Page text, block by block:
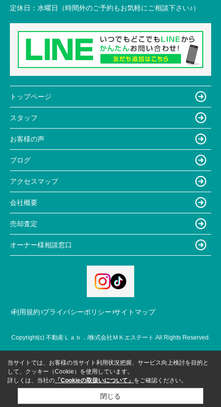
定休日： 水曜日（時間外のご予約もお気軽にご相談下さい♪）
トップページ
スタッフ
お客様の声
ブログ
アクセスマップ
会社概要
売却査定
オーナー様相談窓口
利用規約 プライバシーポリシー サイトマップ
Copyright(c) 不動産Ｌａｂ．/株式会社ＭＫエステート All Rights Reserved.
当サイトでは、お客様の当サイト利用状況把握、サービス向上検討を目的と
して、クッキー（Cookie）を使用しています。
詳しくは、当社の 「Cookieの取扱いについて」 をご確認ください。
閉じる